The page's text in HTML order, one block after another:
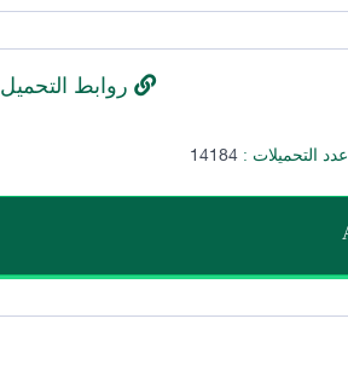
روابط التحميل
عدد التحميلات :14184